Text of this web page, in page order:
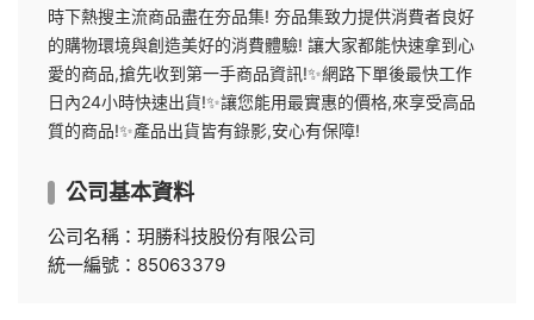
時下熱搜主流商品盡在夯品集! 夯品集致力提供消費者良好
的購物環境與創造美好的消費體驗! 讓大家都能快速拿到心
愛的商品,搶先收到第一手商品資訊!✨網路下單後最快工作
日內24小時快速出貨!✨讓您能用最實惠的價格,來享受高品
質的商品!✨產品出貨皆有錄影,安心有保障!
公司基本資料
公司名稱：玥勝科技股份有限公司
統一編號：85063379